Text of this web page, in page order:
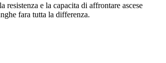
e la capacita di affrontare ascese
fara tutta la differenza.